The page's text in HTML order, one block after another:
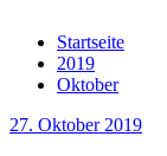
Startseite
2019
Oktober
27. Oktober 2019